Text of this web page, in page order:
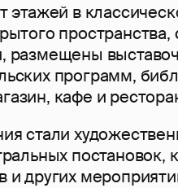
этажей в
размещены
программ,
кафе и
стали
и других